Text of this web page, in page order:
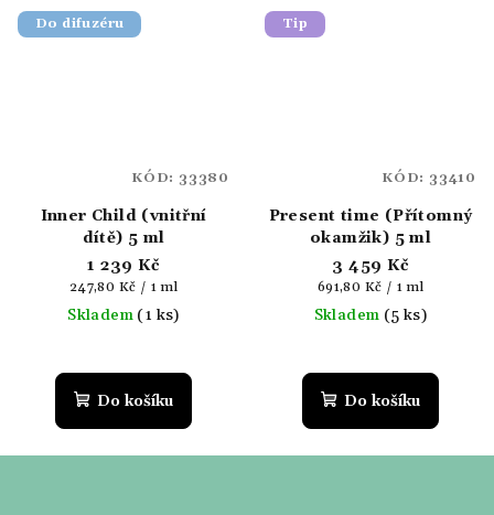
Do difuzéru
Inner Child (vnitřní
dítě) 5 ml
1 239 Kč
Měrná
cena:
247,80 Kč / 1 ml
Skladem (1 ks)
Do košíku
KÓD: 33380
Tip
Present time (Přítomný
okamžik) 5 ml
3 459 Kč
Měrná
cena:
691,80 Kč / 1 ml
Skladem (5 ks)
Do košíku
KÓD: 33410